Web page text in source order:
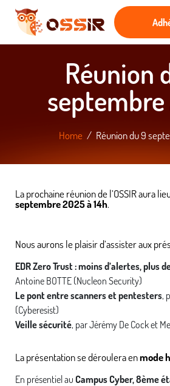
Réunion
Home Réunion du 9
La prochaine réunion de l’OSSIR aura
septembre 2025 à 14h.
Nous aurons le plaisir d’assister aux
EDR Zero Trust : moins d’alertes, plus
Antoine BOTTE (Nucleon Security)
Le pont entre scanners et pentesters,
(Cyberesist)
Veille sécurité, par Jérémy De Cock et
La présentation se déroulera enmode
En présentiel au Campus Cyber, 8ème